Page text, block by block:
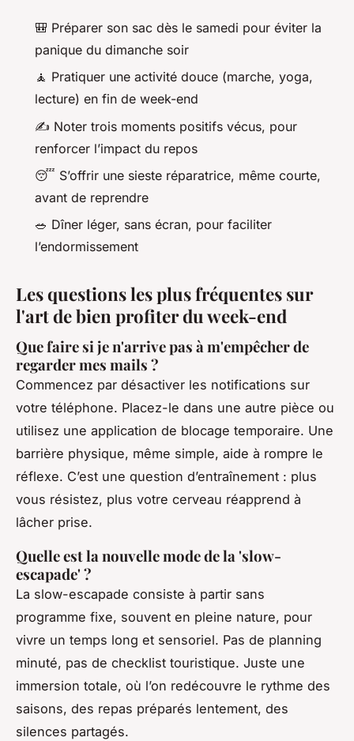
🎒 Préparer son sac dès le samedi pour éviter la
panique du dimanche soir
🧘 Pratiquer une activité douce (marche, yoga,
lecture) en fin de week-end
✍️ Noter trois moments positifs vécus, pour
renforcer l’impact du repos
😴 S’offrir une sieste réparatrice, même courte,
avant de reprendre
🥗 Dîner léger, sans écran, pour faciliter
l’endormissement
Les questions les plus fréquentes sur
l'art de bien profiter du week-end
Que faire si je n'arrive pas à m'empêcher de
regarder mes mails ?
Commencez par désactiver les notifications sur
votre téléphone. Placez-le dans une autre pièce ou
utilisez une application de blocage temporaire. Une
barrière physique, même simple, aide à rompre le
réflexe. C’est une question d’entraînement : plus
vous résistez, plus votre cerveau réapprend à
lâcher prise.
Quelle est la nouvelle mode de la 'slow-
escapade' ?
La slow-escapade consiste à partir sans
programme fixe, souvent en pleine nature, pour
vivre un temps long et sensoriel. Pas de planning
minuté, pas de checklist touristique. Juste une
immersion totale, où l’on redécouvre le rythme des
saisons, des repas préparés lentement, des
silences partagés.